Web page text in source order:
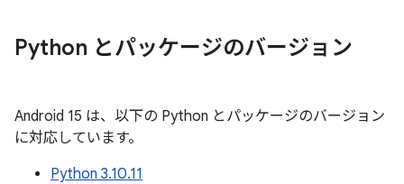
Python とパッケージのバージョン
Android 15 は、以下の Python とパッケージのバージョン
に対応しています。
Python 3.10.11